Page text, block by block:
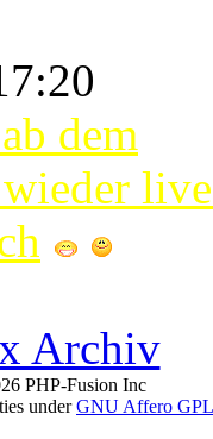
dem
Archiv
PHP-Fusion Inc
underGNU Affero GPL